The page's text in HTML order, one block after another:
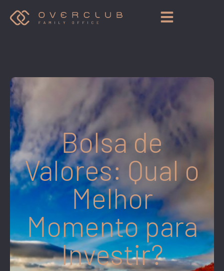
Bolsa de
Valores: Qual o
Melhor
Momento para
Investir?